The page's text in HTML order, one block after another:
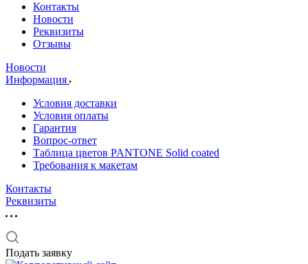
Контакты
Новости
Реквизиты
Отзывы
Новости
Информация
Условия доставки
Условия оплаты
Гарантия
Вопрос-ответ
Таблица цветов PANTONE Solid coated
Требования к макетам
Контакты
Реквизиты
Подать заявку